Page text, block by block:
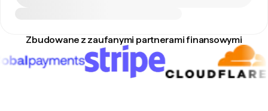
Zbudowane z zaufanymi partnerami finansowymi